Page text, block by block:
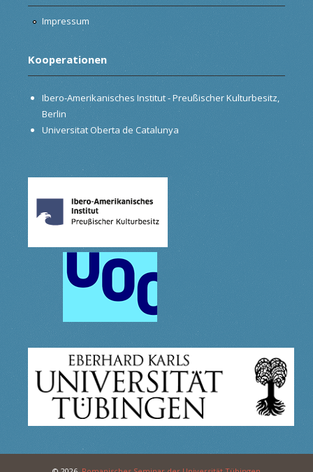
Impressum
Kooperationen
Ibero-Amerikanisches Institut - Preußischer Kulturbesitz,
Berlin
Universitat Oberta de Catalunya